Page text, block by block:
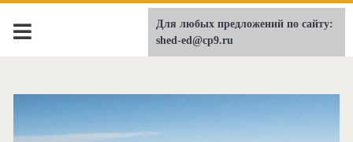
shed-ed.ru
Метка:
NASA
Для любых предложений по сайту:
shed-ed@cp9.ru